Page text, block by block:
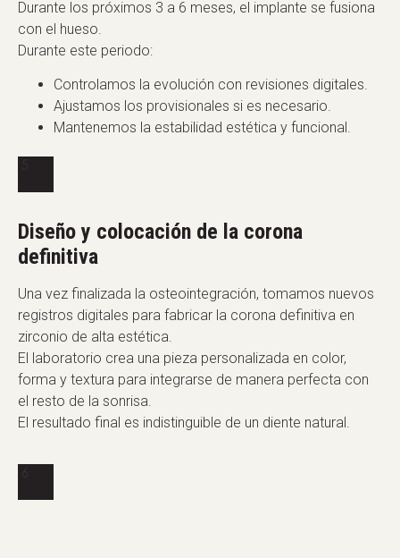
Durante los próximos 3 a 6 meses, el implante se fusiona
con el hueso.
Durante este periodo:
Controlamos la evolución con revisiones digitales.
Ajustamos los provisionales si es necesario.
Mantenemos la estabilidad estética y funcional.
Diseño y colocación de la corona
definitiva
Una vez finalizada la osteointegración, tomamos nuevos
registros digitales para fabricar la corona definitiva en
zirconio de alta estética.
El laboratorio crea una pieza personalizada en color,
forma y textura para integrarse de manera perfecta con
el resto de la sonrisa.
El resultado final es indistinguible de un diente natural.